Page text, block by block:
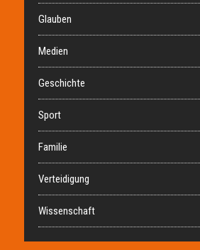
Glauben
Medien
Geschichte
Sport
Familie
Verteidigung
Wissenschaft